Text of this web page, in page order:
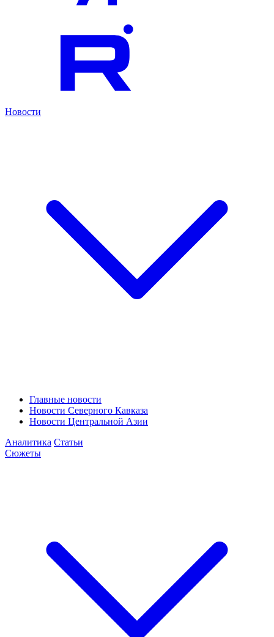
Новости
Главные новости
Новости Северного Кавказа
Новости Центральной Азии
Аналитика Статьи
Сюжеты